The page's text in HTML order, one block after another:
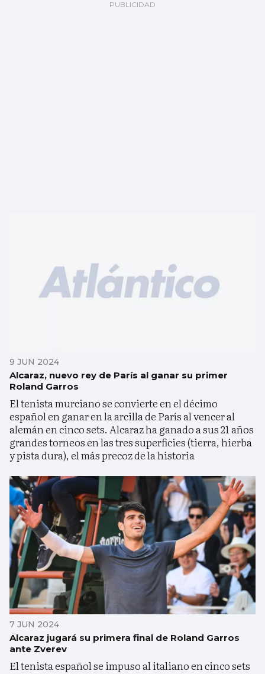
9 JUN 2024
Alcaraz, nuevo rey de París al ganar su primer
Roland Garros
El tenista murciano se convierte en el décimo
español en ganar en la arcilla de París al vencer al
alemán en cinco sets. Alcaraz ha ganado a sus 21 años
grandes torneos en las tres superficies (tierra, hierba
y pista dura), el más precoz de la historia
7 JUN 2024
Alcaraz jugará su primera final de Roland Garros
ante Zverev
El tenista español se impuso al italiano en cinco sets